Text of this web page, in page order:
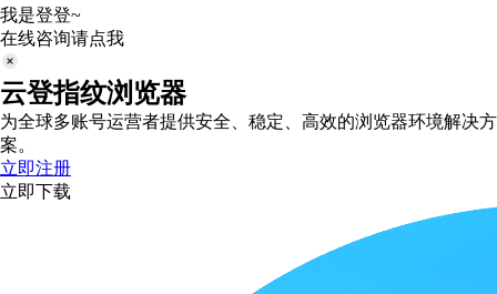
我是登登~
在线咨询请点我
云登指纹浏览器
为全球多账号运营者提供安全、稳定、高效的浏览器环境解决方
案。
立即注册
立即下载